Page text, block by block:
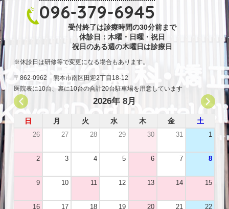
096-379-6945
受付終了は診療時間の30分前まで
休診日：木曜・日曜・祝日
祝日のある週の木曜日は診療日
休診日は研修等で変更になる場合もあります。
〒862-0962 熊本市南区田迎2丁目18-12
医院表に10台、裏に10台の合計20台駐車場を用意しています
2026年 8月
日 月 火 水 木 金 土
26 27 28 29 30 31 1
2 3 4 5 6 7 8
9 10 11 12 13 14 15
16 17 18 19 20 21 22